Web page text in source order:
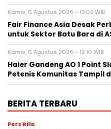
Kamis, 6 Agustus 2026 - 13:02 WIB
Fair Finance Asia Desak
untuk Sektor Batu Bara di
Kamis, 6 Agustus 2026 - 12:10 WIB
Haier Gandeng AO 1 Point
Petenis Komunitas Tampil
BERITA TERBARU
Pers Rilis